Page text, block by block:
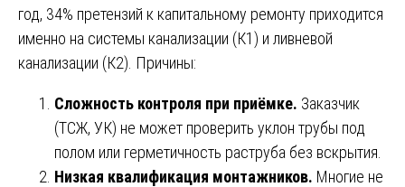
год, 34% претензий к капитальному ремонту приходится
именно на системы канализации (К1) и ливневой
канализации (К2). Причины:
Сложность контроля при приёмке. Заказчик
(ТСЖ, УК) не может проверить уклон трубы под
полом или герметичность раструба без вскрытия.
Низкая квалификация монтажников. Многие не